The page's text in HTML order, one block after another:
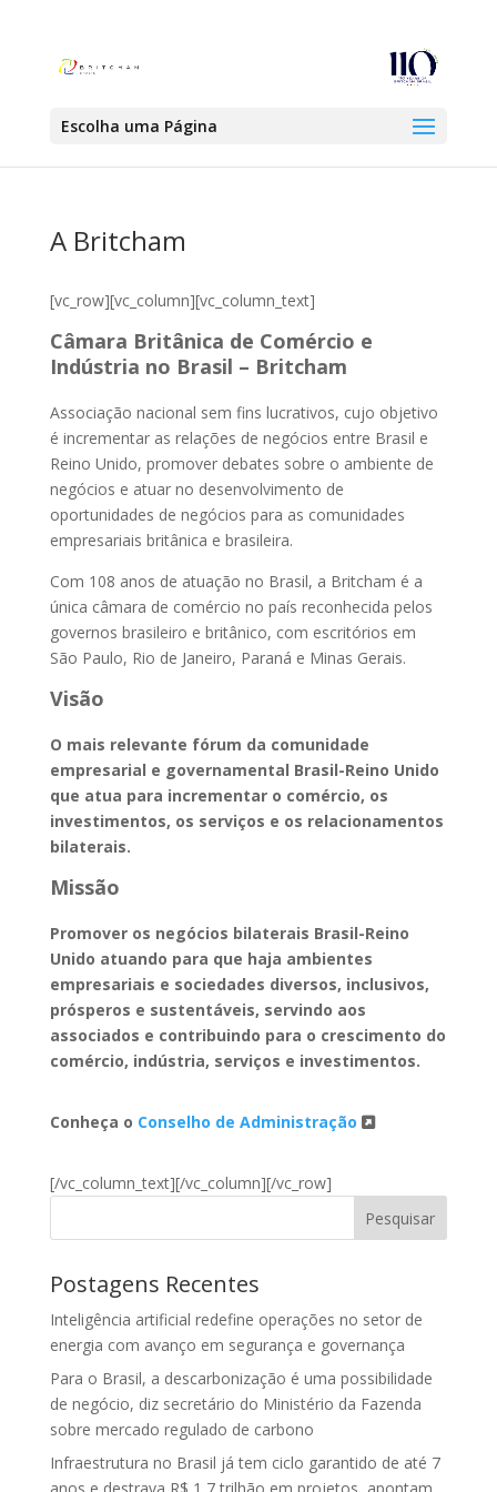
Escolha uma Página
A Britcham
[vc_row][vc_column][vc_column_text]
Câmara Britânica de Comércio e
Indústria no Brasil – Britcham
Associação nacional sem fins lucrativos, cujo objetivo
é incrementar as relações de negócios entre Brasil e
Reino Unido, promover debates sobre o ambiente de
negócios e atuar no desenvolvimento de
oportunidades de negócios para as comunidades
empresariais britânica e brasileira.
Com 108 anos de atuação no Brasil, a Britcham é a
única câmara de comércio no país reconhecida pelos
governos brasileiro e britânico, com escritórios em
São Paulo, Rio de Janeiro, Paraná e Minas Gerais.
Visão
O mais relevante fórum da comunidade
empresarial e governamental Brasil-Reino Unido
que atua para incrementar o comércio, os
investimentos, os serviços e os relacionamentos
bilaterais.
Missão
Promover os negócios bilaterais Brasil-Reino
Unido atuando para que haja ambientes
empresariais e sociedades diversos, inclusivos,
prósperos e sustentáveis, servindo aos
associados e contribuindo para o crescimento do
comércio, indústria, serviços e investimentos.
Conheça o Conselho de Administração
[/vc_column_text][/vc_column][/vc_row]
Pesquisar
Postagens Recentes
Inteligência artificial redefine operações no setor de
energia com avanço em segurança e governança
Para o Brasil, a descarbonização é uma possibilidade
de negócio, diz secretário do Ministério da Fazenda
sobre mercado regulado de carbono
Infraestrutura no Brasil já tem ciclo garantido de até 7